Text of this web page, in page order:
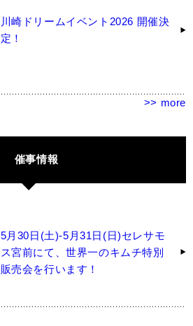
川崎ドリームイベント2026 開催決
定！
>> more
催事情報
5月30日(土)-5月31日(日)セレサモ
ス宮前にて、世界一のキムチ特別
販売会を行います！